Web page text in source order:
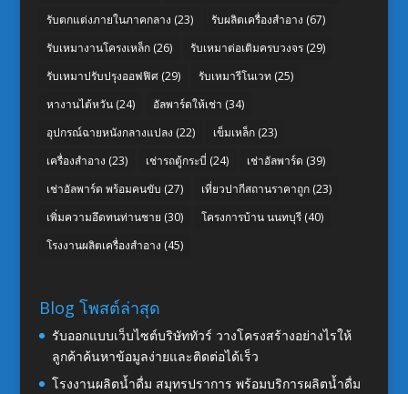
รับตกแต่งภายในภาคกลาง (23) รับผลิตเครื่องสำอาง (67)
รับเหมางานโครงเหล็ก(26) รับเหมาต่อเติมครบวงจร(29)
รับเหมาปรับปรุงออฟฟิศ(29) รับเหมารีโนเวท (25)
หางานไต้หวัน(24) อัลพาร์ดให้เช่า (34)
อุปกรณ์ฉายหนังกลางแปลง (22) เข็มเหล็ก(23)
เครื่องสำอาง (23) เช่ารถตู้กระบี่ (24) เช่าอัลพาร์ด (39)
เช่าอัลพาร์ด พร้อมคนขับ (27) เที่ยวปากีสถานราคาถูก(23)
เพิ่มความอึดทนท่านชาย (30) โครงการบ้าน นนทบุรี(40)
โรงงานผลิตเครื่องสำอาง (45)
Blog โพสต์ล่าสุด
รับออกแบบเว็บไซต์บริษัททัวร์ วางโครงสร้างอย่างไรให้
ลูกค้าค้นหาข้อมูลง่ายและติดต่อได้เร็ว
โรงงานผลิตน้ำดื่ม สมุทรปราการ พร้อมบริการผลิตน้ำดื่ม